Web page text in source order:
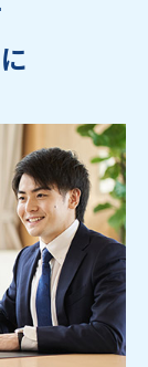
ーダイヤル
1212-25